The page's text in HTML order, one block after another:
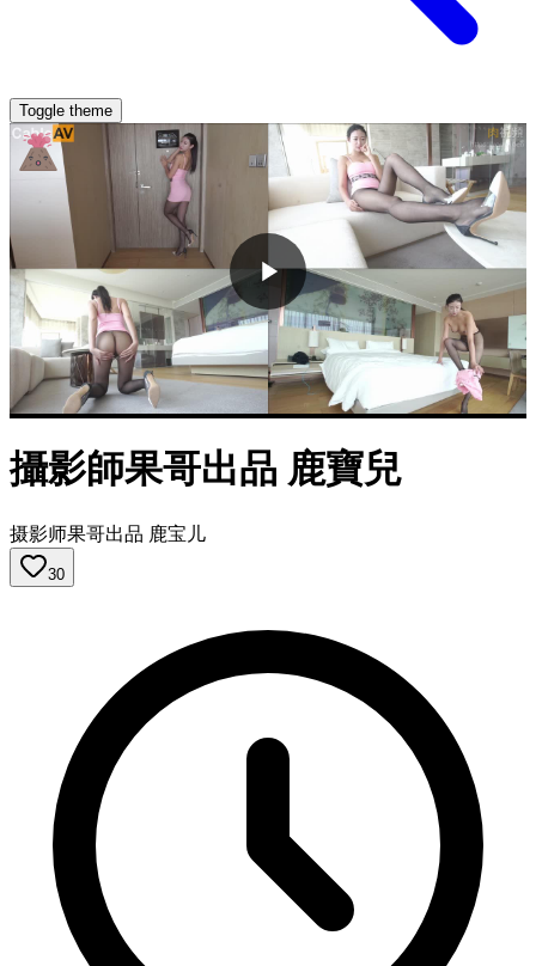
Toggle theme
攝影師果哥出品 鹿寶兒
摄影师果哥出品 鹿宝儿
30